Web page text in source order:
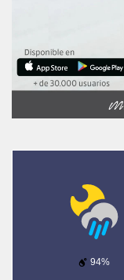
94%